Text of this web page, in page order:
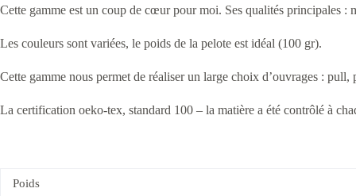
Cette gamme est un coup de cœur pour moi. Ses qualités principales :
Les couleurs sont variées, le poids de la pelote est idéal (100 gr).
Cette gamme nous permet de réaliser un large choix d’ouvrages :
La certification oeko-tex, standard 100 – la matière a été contrôlé à
Poids